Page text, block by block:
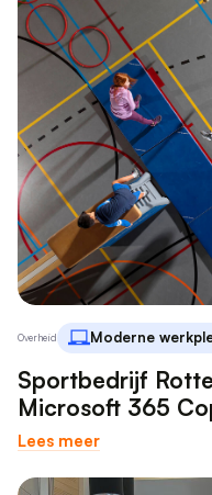
Overheid Moderne
Sportbedrijf
Microsoft 365
Lees meer